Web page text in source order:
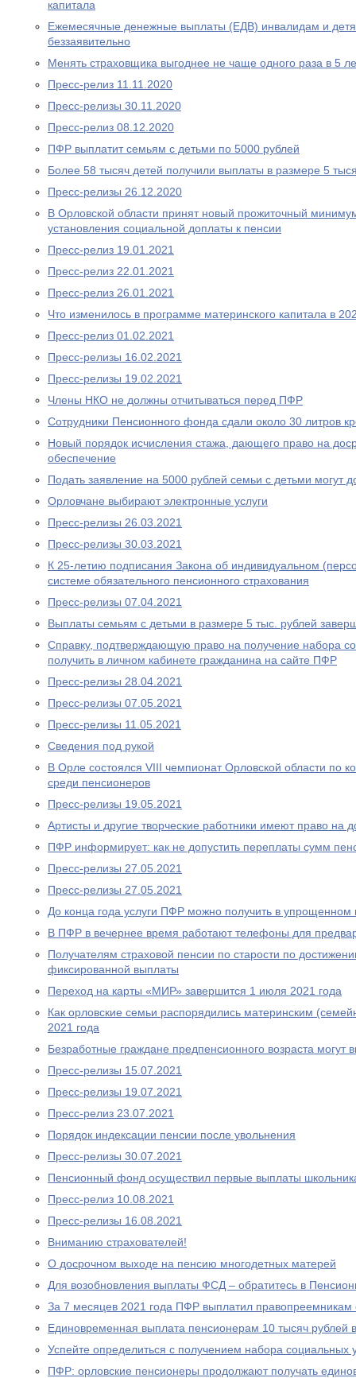
капитала
Ежемесячные денежные выплаты (ЕДВ) инвалидам и
беззаявительно
Менять страховщика выгоднее не чаще одного раза в 5
Пресс-релиз 11.11.2020
Пресс-релизы 30.11.2020
Пресс-релиз 08.12.2020
ПФР выплатит семьям с детьми по 5000 рублей
Более 58 тысяч детей получили выплаты в размере 5
Пресс-релизы 26.12.2020
В Орловской области принят новый прожиточный
установления социальной доплаты к пенсии
Пресс-релиз 19.01.2021
Пресс-релиз 22.01.2021
Пресс-релиз 26.01.2021
Что изменилось в программе материнского капитала в
Пресс-релиз 01.02.2021
Пресс-релизы 16.02.2021
Пресс-релизы 19.02.2021
Члены НКО не должны отчитываться перед ПФР
Сотрудники Пенсионного фонда сдали около 30 литров
Новый порядок исчисления стажа, дающего право на
обеспечение
Подать заявление на 5000 рублей семьи с детьми могут
Орловчане выбирают электронные услуги
Пресс-релизы 26.03.2021
Пресс-релизы 30.03.2021
К 25-летию подписания Закона об индивидуальном
системе обязательного пенсионного страхования
Пресс-релизы 07.04.2021
Выплаты семьям с детьми в размере 5 тыс. рублей
Справку, подтверждающую право на получение набора
получить в личном кабинете гражданина на сайте ПФР
Пресс-релизы 28.04.2021
Пресс-релизы 07.05.2021
Пресс-релизы 11.05.2021
Сведения под рукой
В Орле состоялся VIII чемпионат Орловской области по
среди пенсионеров
Пресс-релизы 19.05.2021
Артисты и другие творческие работники имеют право на
ПФР информирует: как не допустить переплаты сумм
Пресс-релизы 27.05.2021
Пресс-релизы 27.05.2021
До конца года услуги ПФР можно получить в упрощенном
В ПФР в вечернее время работают телефоны для
Получателям страховой пенсии по старости по
фиксированной выплаты
Переход на карты «МИР» завершится 1 июля 2021 года
Как орловские семьи распорядились материнским
2021 года
Безработные граждане предпенсионного возраста
Пресс-релизы 15.07.2021
Пресс-релизы 19.07.2021
Пресс-релиз 23.07.2021
Порядок индексации пенсии после увольнения
Пресс-релизы 30.07.2021
Пенсионный фонд осуществил первые выплаты
Пресс-релиз 10.08.2021
Пресс-релизы 16.08.2021
Вниманию страхователей!
О досрочном выходе на пенсию многодетных матерей
Для возобновления выплаты ФСД – обратитесь в
За 7 месяцев 2021 года ПФР выплатил
Единовременная выплата пенсионерам 10 тысяч рублей
Успейте определиться с получением набора социальных
ПФР: орловские пенсионеры продолжают получать